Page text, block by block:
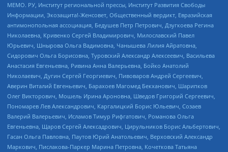
МЕМО. РУ, Институт региональной прессы, Институт Развития Свободы
Информации, Экозащита!-Женсовет, Общественный вердикт, Евразийская
антимонопольная ассоциация, Бедушев Петр Петрович, Дзугкоева Регина
Николаевна, Кривенко Сергей Владимирович, Милославский Павел
Юрьевич, Шнырова Ольга Вадимовна, Чанышева Лилия Айратовна,
Сидорович Ольга Борисовна, Туровский Александр Алексеевич, Васильева
Анастасия Евгеньевна, Ривина Анна Валерьевна, Бойко Анатолий
Николаевич, Дугин Сергей Георгиевич, Пивоваров Андрей Сергеевич,
Аверин Виталий Евгеньевич, Барахоев Магомед Бекханович, Шарипков
Олег Викторович, Мошель Ирина Ароновна, Шведов Григорий Сергеевич,
Пономарев Лев Александрович, Каргалицкий Борис Юльевич, Созаев
Валерий Валерьевич, Исламов Тимур Рифгатович, Романова Ольга
Евгеньевна, Щаров Сергей Алексадрович, Цирульников Борис Альбертович,
Гасан Ольга Павловна, Паутов Юрий Анатольевич, Верховский Александр
Маркович, Пислакова-Паркер Марина Петровна, Кочеткова Татьяна